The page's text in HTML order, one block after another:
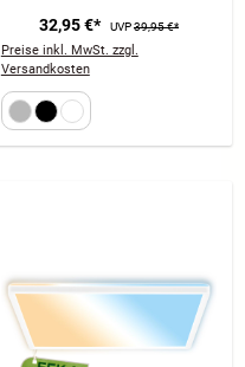
32,95 €* UVP39,95 €*
Preise inkl. MwSt. zzgl.
Versandkosten